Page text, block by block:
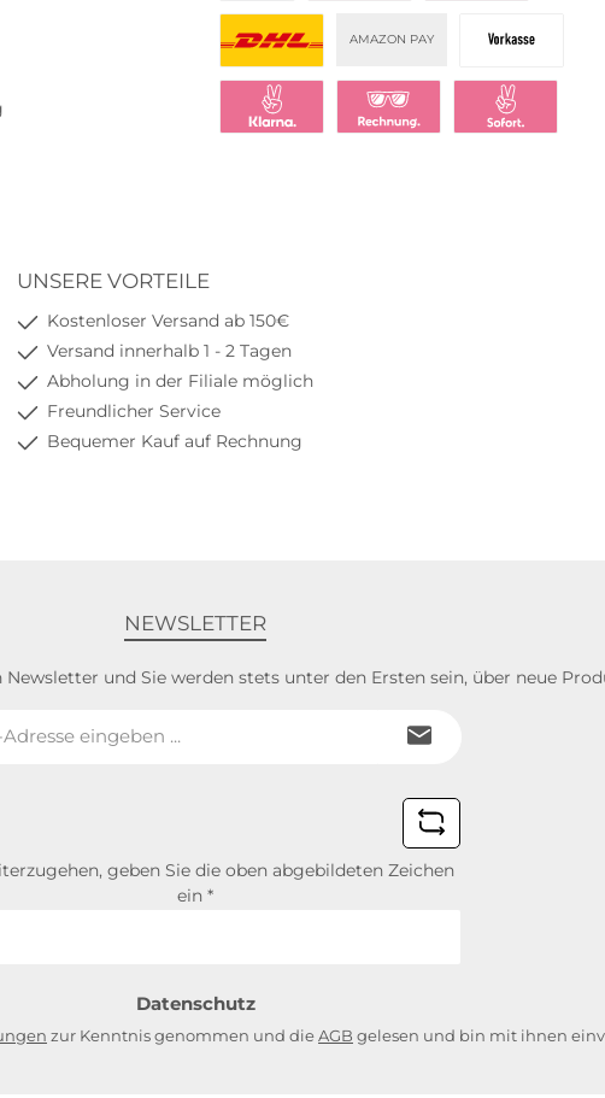
AMAZON PAY
PayPal
Vorkasse
Bezahlen mit Klarna
DHL
UNSERE VORTEILE
Kostenloser Versand ab 150€
Versand innerhalb 1 - 2 Tagen
Abholung in der Filiale möglich
Freundlicher Service
Bequemer Kauf auf Rechnung
NEWSLETTER
und Sie werden stets unter den Ersten sein, über neue
geben Sie die oben abgebildeten Zeichen
ein *
Datenschutz
zur Kenntnis genommen und dieAGB gelesen und bin mit ihnen